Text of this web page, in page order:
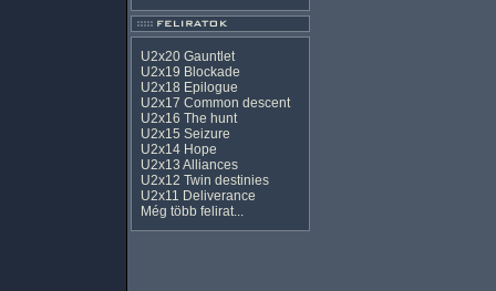
U2x20 Gauntlet
U2x19 Blockade
U2x18 Epilogue
U2x17 Common descent
U2x16 The hunt
U2x15 Seizure
U2x14 Hope
U2x13 Alliances
U2x12 Twin destinies
U2x11 Deliverance
Még több felirat...